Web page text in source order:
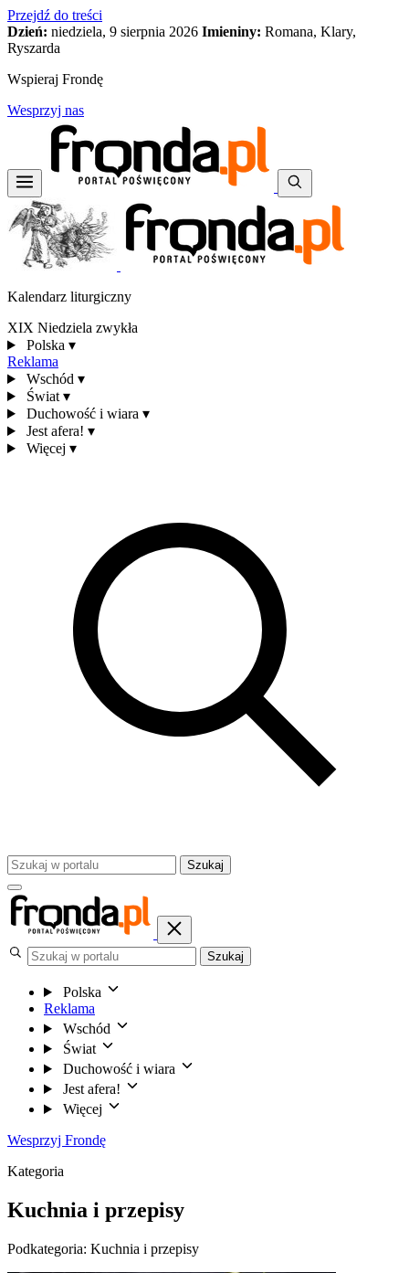
Przejdź do treści
Dzień: niedziela, 9 sierpnia 2026 Imieniny: Romana, Klary,
Ryszarda
Wspieraj Frondę
Wesprzyj nas
Kalendarz liturgiczny
XIX Niedziela zwykła
Polska ▾
Reklama
Wschód ▾
Świat ▾
Duchowość i wiara ▾
Jest afera! ▾
Więcej ▾
Szukaj
Szukaj
Polska
Reklama
Wschód
Świat
Duchowość i wiara
Jest afera!
Więcej
Wesprzyj Frondę
Kategoria
Kuchnia i przepisy
Podkategoria: Kuchnia i przepisy